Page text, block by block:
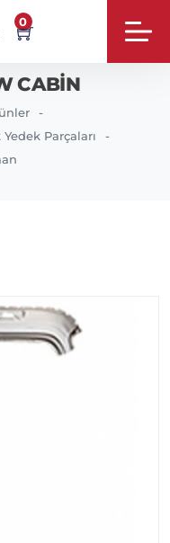
0
CABIN
Parçaları